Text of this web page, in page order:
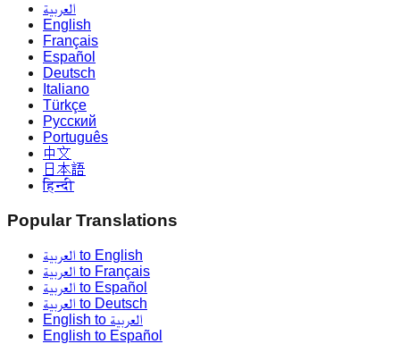
العربية
English
Français
Español
Deutsch
Italiano
Türkçe
Русский
Português
中文
日本語
हिन्दी
Popular Translations
العربية to English
العربية to Français
العربية to Español
العربية to Deutsch
English to العربية
English to Español